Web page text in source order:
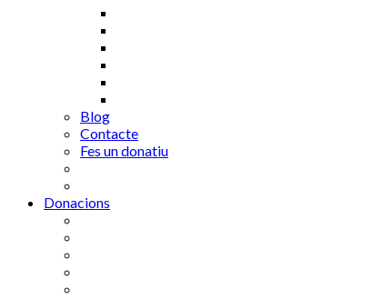
Blog
Contacte
Fes un donatiu
Donacions